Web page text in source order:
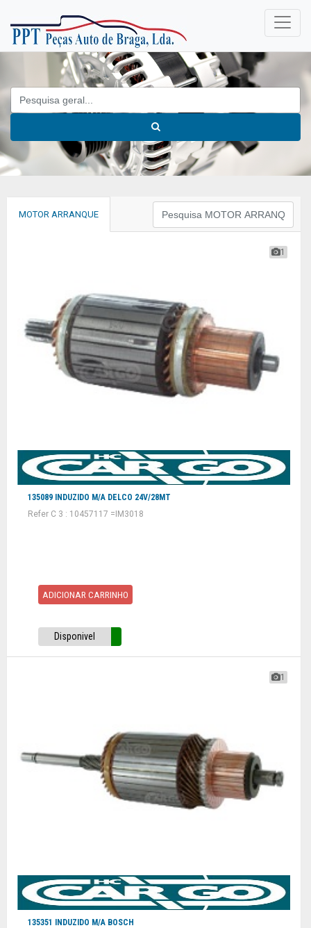
MOTOR ARRANQUE
1
135089 INDUZIDO M/A DELCO 24V/28MT
Refer C 3 : 10457117 =IM3018
ADICIONAR CARRINHO
Disponivel
1
135351 INDUZIDO M/A BOSCH